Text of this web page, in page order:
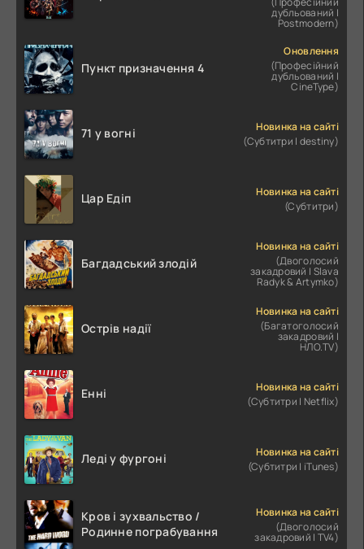
дубльований |
Postmodern)
Пункт призначення 4
Оновлення
(Професійний
дубльований |
CineType)
71 у вогні
Новинка на сайті
(Субтитри | destiny)
Цар Едіп
Новинка на сайті
(Субтитри)
Багдадський злодій
Новинка на сайті
(Двоголосий
закадровий | Slava
Radyk & Artymko)
Острів надії
Новинка на сайті
(Багатоголосий
закадровий |
НЛО.TV)
Енні
Новинка на сайті
(Субтитри | Netflix)
Леді у фургоні
Новинка на сайті
(Субтитри | iTunes)
Кров і зухвальство /
Родинне пограбування
Новинка на сайті
(Двоголосий
закадровий | TV4)